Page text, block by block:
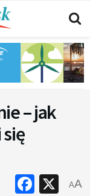
– jak
X
AA